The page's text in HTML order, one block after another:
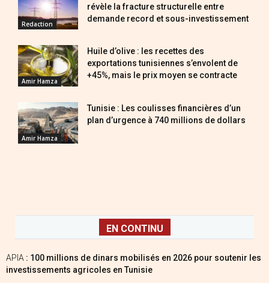
Redaction
révèle la fracture structurelle entre
demande record et sous-investissement
Amir Hamza
Huile d’olive : les recettes des
exportations tunisiennes s’envolent de
+45%, mais le prix moyen se contracte
Amir Hamza
Tunisie : Les coulisses financières d’un
plan d’urgence à 740 millions de dollars
EN CONTINU
APIA : 100 millions de dinars mobilisés en 2026 pour soutenir les
investissements agricoles en Tunisie